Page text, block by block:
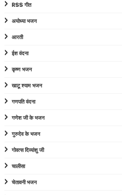
RSS गीत
अयोध्या भजन
आरती
ईश वंदना
कृष्ण भजन
खाटू श्याम भजन
गणपति वंदना
गणेश जी के भजन
गुरुदेव के भजन
गोवत्स दिव्यांशु जी
चालीसा
चेतावनी भजन